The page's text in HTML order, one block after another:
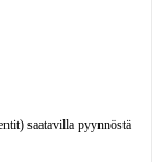
saatavilla pyynnöstä